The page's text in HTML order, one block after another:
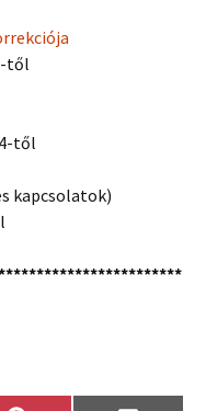
től
től
kapcsolatok)